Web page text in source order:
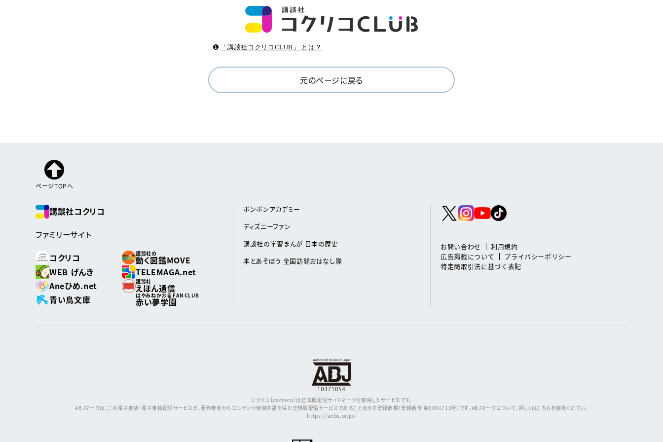
「講談社コクリコCLUB」 とは？
元のページに戻る
ページTOPへ
講談社コクリコ
ファミリーサイト
コクリコ
講談社の
動く図鑑MOVE
WEB げんき
TELEMAGA.net
Aneひめ.net
講談社
えほん通信
青い鳥文庫
はやみねかおる FAN CLUB
赤い夢学園
ボンボンアカデミー
ディズニーファン
講談社の学習まんが 日本の歴史
本とあそぼう 全国訪問おはなし隊
お問い合わせ
利用規約
広告掲載について
プライバシーポリシー
特定商取引法に基づく表記
コクリコ［cocreco］は正規版配信サイトマークを取得したサービスです。
ABJマークは、この電子書店・電子書籍配信サービスが、著作権者からコンテンツ使用許諾を得た正規版配信サービスであることを示す登録商標（登録番号 第6091713号）です。ABJマークについて、詳しくはこちらを御覧ください。
https://aebs.or.jp/